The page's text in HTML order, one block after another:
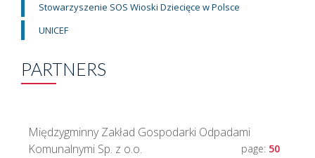
Stowarzyszenie SOS Wioski Dziecięce w Polsce
UNICEF
PARTNERS
Międzygminny Zakład Gospodarki Odpadami
Komunalnymi Sp. z o.o.
page: 50